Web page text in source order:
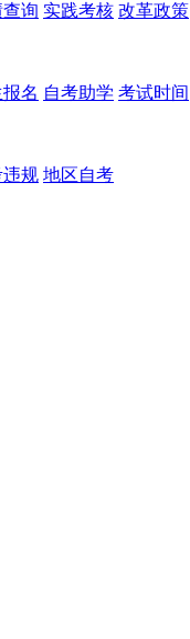
查询 实践考核 改革政策
名 自考助学 考试时间
违规 地区自考